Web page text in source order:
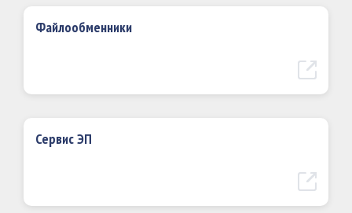
Файлообменники
Сервис ЭП